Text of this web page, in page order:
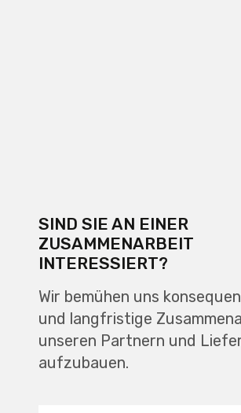
SIND SIE AN EINER
ZUSAMMENARBEIT
INTERESSIERT?
Wir bemühen uns
und langfristige
unseren Partnern und
aufzubauen.